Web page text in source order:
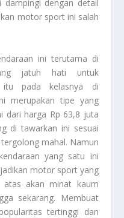
dengan detail
motor sport ini salah
ini terutama di
jatuh hati untuk
itu pada kelasnya di
merupakan tipe yang
dari harga Rp 63,8 juta
di tawarkan ini sesuai
mahal. Namun
yang satu ini
motor sport yang
atas akan minat kaum
sekarang. Membuat
tertinggi dan